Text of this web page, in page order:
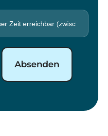
Absenden